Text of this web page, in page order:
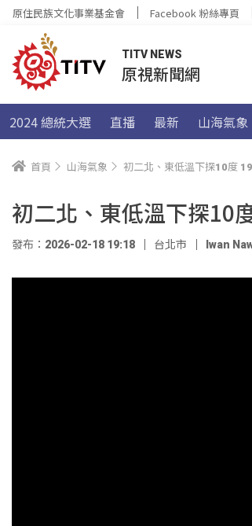
原住民族文化事業基金會 Facebook 粉絲專頁
TITV NEWS
原視新聞網
2024 總統大選 直播 最新 山海氣象
首頁 山海氣象 初二北、東低溫下探10度
初二北、東低溫下探10
發布：2026-02-18 19:18 台北市 Iwan